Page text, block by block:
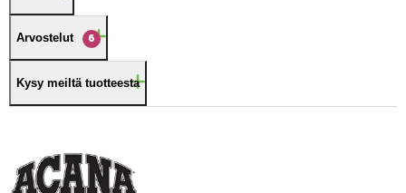
Arvostelut 6
Kysy meiltä tuotteesta